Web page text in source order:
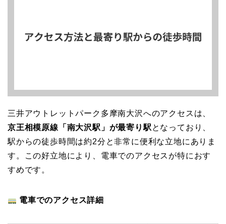
三井アウトレットパーク多摩南大沢へのアクセスは、
京王相模原線「南大沢駅」が最寄り駅 となっており、
駅からの徒歩時間は約2分と非常に便利な立地にありま
す。この好立地により、電車でのアクセスが特におす
すめです。
電車でのアクセス詳細